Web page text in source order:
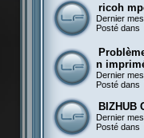
ricoh
Dernier
Posté dans
n
Dernier
Posté dans
BIZHUB
Dernier
Posté dans